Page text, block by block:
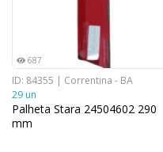
687
ID: 84355 | Correntina - BA
29 un
Palheta Stara 24504602 290
mm